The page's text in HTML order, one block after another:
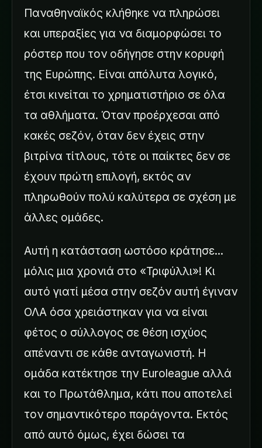
Παναθηναϊκός κλήθηκε να πληρώσει
και υπεραξίες για να διαμορφώσει το
ρόστερ που τον οδήγησε στην κορυφή
της Ευρώπης. Είναι απόλυτα λογικό,
έτσι κινείται το χρηματιστήριο σε όλα
τα αθλήματα. Όταν προέρχεσαι από
κακές σεζόν, όταν δεν έχεις στην
βιτρίνα τίτλους, τότε οι παίκτες δεν σε
έχουν πρώτη επιλογή, εκτός αν
πληρωθούν πολύ καλύτερα σε σχέση με
άλλες ομάδες.
Αυτή η κατάσταση ωστόσο κράτησε...
μόλις μια χρονιά στο «Τριφύλλι»! Κι
αυτό γιατί μέσα στην σεζόν αυτή έγιναν
ΟΛΑ όσα χρειάστηκαν για να είναι
φέτος ο σύλλογος σε θέση ισχύος
απέναντι σε κάθε ανταγωνιστή. Η
ομάδα κατέκτησε την Euroleague αλλά
και το Πρωτάθλημα, κάτι που αποτελεί
τον σημαντικότερο παράγοντα. Εκτός
από αυτό όμως, έχει δώσει τα